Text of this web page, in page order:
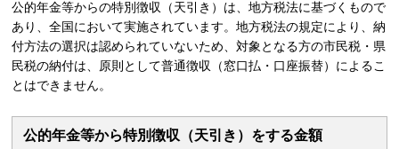
公的年金等からの特別徴収（天引き）は、地方税法に基づくもので
あり、全国において実施されています。地方税法の規定により、納
付方法の選択は認められていないため、対象となる方の市民税・県
民税の納付は、原則として普通徴収（窓口払・口座振替）によるこ
とはできません。
公的年金等から特別徴収（天引き）をする金額